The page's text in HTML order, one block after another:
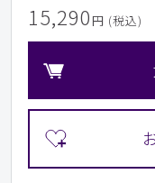
15,290 円 (税込)